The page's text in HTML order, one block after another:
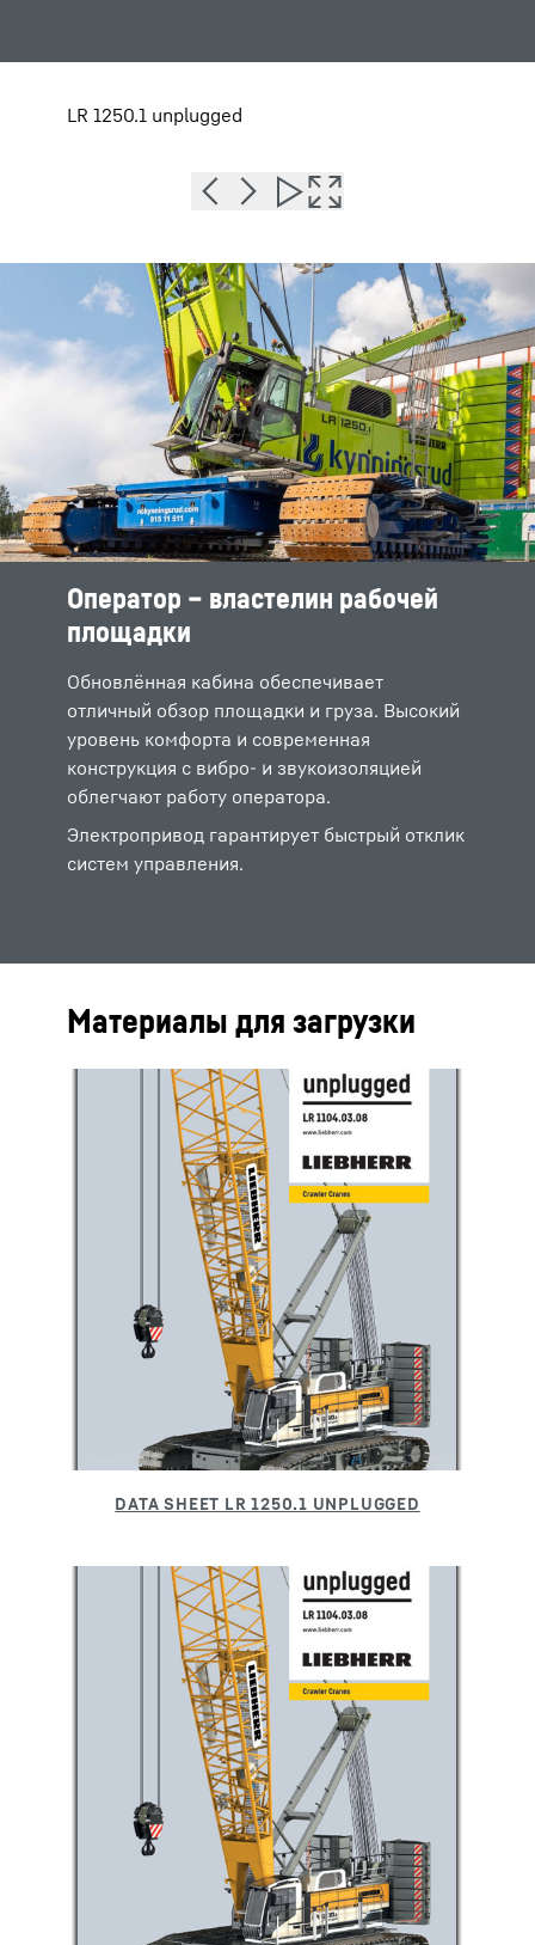
LR 1250.1 unplugged
Оператор – властелин рабочей
площадки
Обновлённая кабина обеспечивает
отличный обзор площадки и груза. Высокий
уровень комфорта и современная
конструкция с вибро- и звукоизоляцией
облегчают работу оператора.
Электропривод гарантирует быстрый отклик
систем управления.
Материалы для загрузки